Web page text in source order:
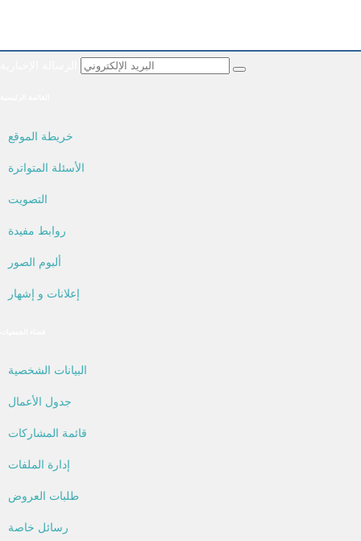
خريطة الموقع
الأسئلة المتواترة
التصويت
روابط مفيدة
ألبوم الصور
إعلانات و إشهار
البيانات الشخصية
جدول الأعمال
قائمة المشاركات
إدارة الملفات
طلبات العروض
رسائل خاصة